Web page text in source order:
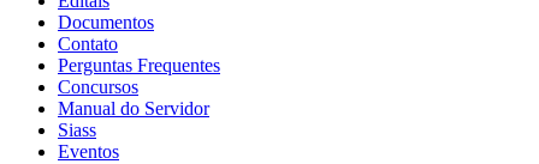
Documentos
Contato
Perguntas Frequentes
Concursos
Manual do Servidor
Siass
Eventos